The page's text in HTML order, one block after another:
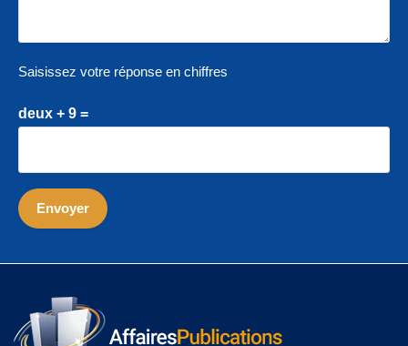
Saisissez votre réponse en chiffres
deux + 9 =